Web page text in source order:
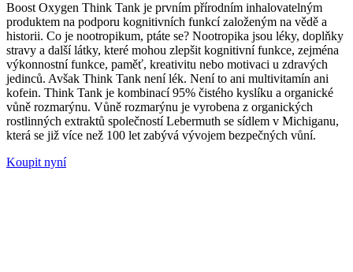
Boost Oxygen Think Tank je prvním přírodním inhalovatelným
produktem na podporu kognitivních funkcí založeným na vědě a
historii. Co je nootropikum, ptáte se? Nootropika jsou léky, doplňky
stravy a další látky, které mohou zlepšit kognitivní funkce, zejména
výkonnostní funkce, paměť, kreativitu nebo motivaci u zdravých
jedinců. Avšak Think Tank není lék. Není to ani multivitamín ani
kofein. Think Tank je kombinací 95% čistého kyslíku a organické
vůně rozmarýnu. Vůně rozmarýnu je vyrobena z organických
rostlinných extraktů společností Lebermuth se sídlem v Michiganu,
která se již více než 100 let zabývá vývojem bezpečných vůní.
Koupit nyní